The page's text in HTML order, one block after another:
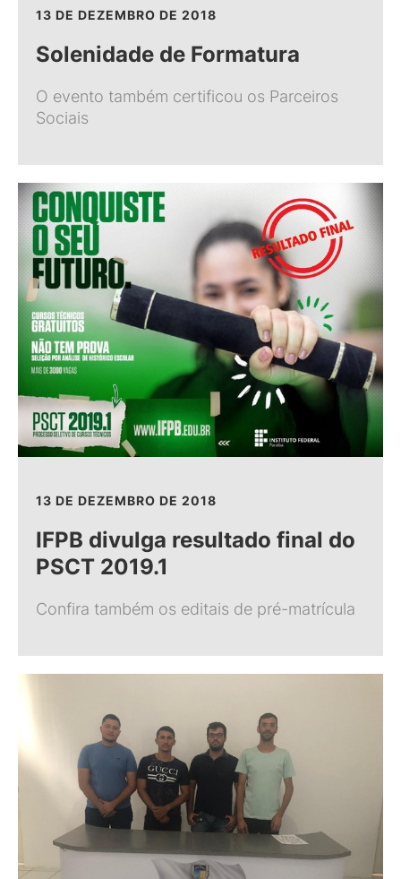
13 DE DEZEMBRO DE 2018
Solenidade de Formatura
O evento também certificou os Parceiros
Sociais
13 DE DEZEMBRO DE 2018
IFPB divulga resultado final do
PSCT 2019.1
Confira também os editais de pré-matrícula